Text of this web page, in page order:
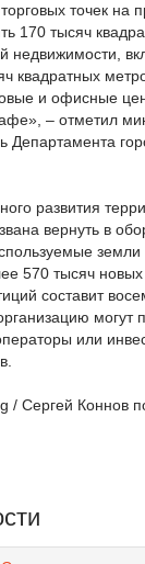
точек на
170 тысяч
недвижимости,
квадратных
и офисные
– отметил
Департамента
развития
вернуть в
земли
570 тысяч
составит
могут
или
/ Сергей Коннов